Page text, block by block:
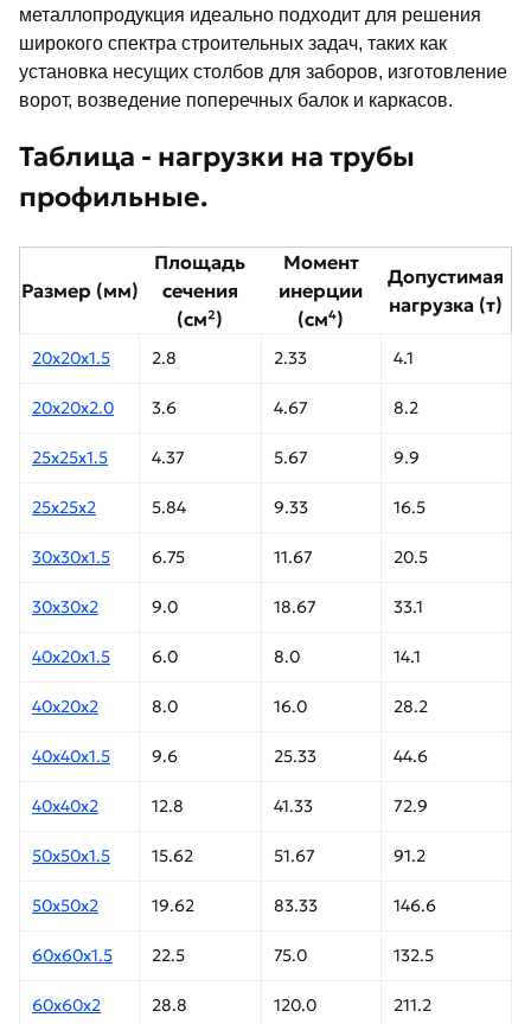
металлопродукция идеально подходит для решения
широкого спектра строительных задач, таких как
установка несущих столбов для заборов, изготовление
ворот, возведение поперечных балок и каркасов.
Таблица - нагрузки на трубы
профильные.
Размер (мм)
Площадь
сечения
(см²)
Момент
инерции
(см⁴)
Допустимая
нагрузка (т)
20х20х1.5 2.8 2.33 4.1
20х20х2.0 3.6 4.67 8.2
25х25х1.5 4.37 5.67 9.9
25х25х2 5.84 9.33 16.5
30х30х1.5 6.75 11.67 20.5
30х30х2 9.0 18.67 33.1
40х20х1.5 6.0 8.0 14.1
40х20х2 8.0 16.0 28.2
40х40х1.5 9.6 25.33 44.6
40х40х2 12.8 41.33 72.9
50х50х1.5 15.62 51.67 91.2
50х50х2 19.62 83.33 146.6
60х60х1.5 22.5 75.0 132.5
60х60х2 28.8 120.0 211.2